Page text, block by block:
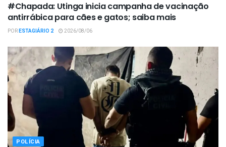
#Chapada: Utinga inicia campanha de vacinação
antirrábica para cães e gatos; saiba mais
PORESTAGIÁRIO 2 2026/08/06
POLÍCIA